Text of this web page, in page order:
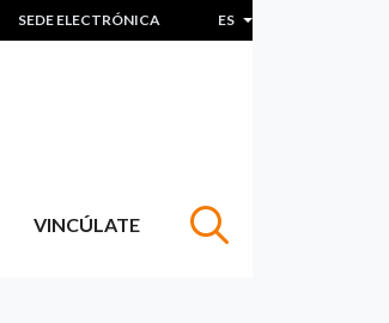
SEDE ELECTRÓNICA ES Lista adicional de
VINCÚLATE